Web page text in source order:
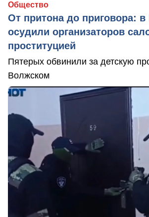
Общество
От притона до приговора:
осудили организаторов
проституцией
Пятерых обвинили за детскую
Волжском